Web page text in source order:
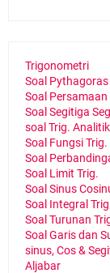
Trigonometri
Soal Pythagoras
Soal Persamaan
Soal Segitiga
soal Trig.
Soal Fungsi Trig.
Soal
Soal Limit Trig.
Soal Sinus
Soal Integral
Soal Turunan
Soal Garis dan
sinus, Cos &
Aljabar